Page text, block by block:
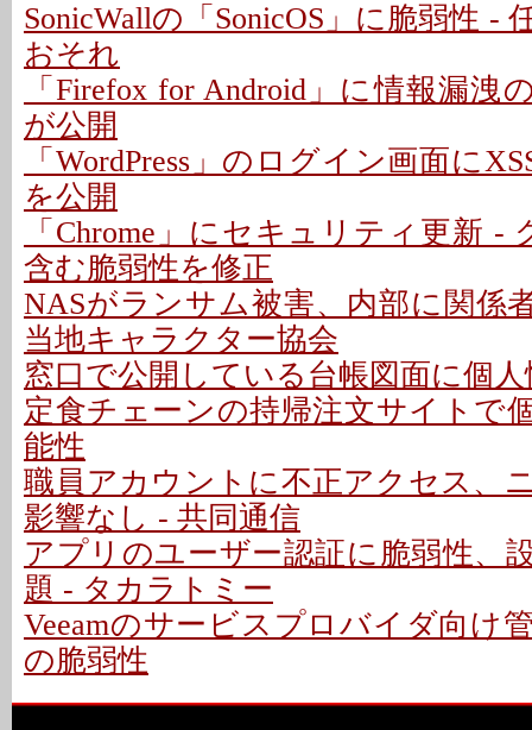
SonicWallの「SonicOS」に脆弱性 -
おそれ
「Firefox for Android」に情報漏洩
が公開
「WordPress」のログイン画面に
を公開
「Chrome」にセキュリティ更新 -
含む脆弱性を修正
NASがランサム被害、内部に関係
当地キャラクター協会
窓口で公開している台帳図面に個
定食チェーンの持帰注文サイトで
能性
職員アカウントに不正アクセス、
影響なし - 共同通信
アプリのユーザー認証に脆弱性、
題 - タカラトミー
Veeamのサービスプロバイダ向け
の脆弱性